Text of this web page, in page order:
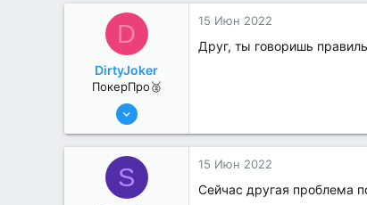
1
D
DirtyJoker
ПокерПро🥈
13 Июн 2022
1
15 Июн 2022
Друг, ты говоришь
S 15 Июн 2022
Сейчас другая проблема